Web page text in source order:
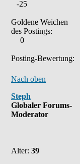
-25
Goldene Weichen
des Postings:
0
Posting-Bewertung:
Nach oben
Steph
Globaler Forums-
Moderator
Alter: 39